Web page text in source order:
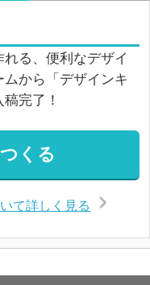
る、便利なデザイ
から「デザインキ
完了！
くる
て詳しく見る